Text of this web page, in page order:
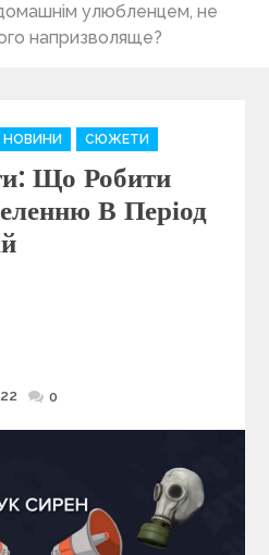
улюбленцем, не
напризволяще?
НОВИНИ СЮЖЕТИ
Що Робити
В Період
Posted
0